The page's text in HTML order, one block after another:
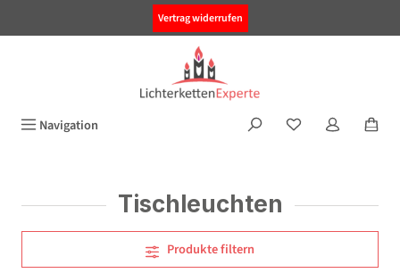
Vertrag widerrufen
Navigation
Tischleuchten
Produkte filtern